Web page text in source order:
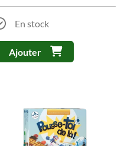
En stock
Ajouter